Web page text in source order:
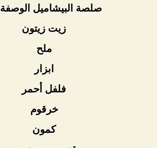
صلصة البيشاميل الوصفة
زيت زيتون
ملح
ابزار
فلفل أحمر
خرقوم
كمون